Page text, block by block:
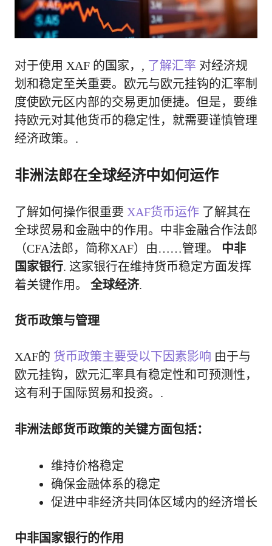
对于使用 XAF 的国家，, 了解汇率 对经济规
划和稳定至关重要。欧元与欧元挂钩的汇率制
度使欧元区内部的交易更加便捷。但是，要维
持欧元对其他货币的稳定性，就需要谨慎管理
经济政策。.
非洲法郎在全球经济中如何运作
了解如何操作很重要 XAF货币运作 了解其在
全球贸易和金融中的作用。中非金融合作法郎
（CFA法郎，简称XAF）由……管理。 中非
国家银行. 这家银行在维持货币稳定方面发挥
着关键作用。 全球经济.
货币政策与管理
XAF的 货币政策主要受以下因素影响 由于与
欧元挂钩，欧元汇率具有稳定性和可预测性，
这有利于国际贸易和投资。.
非洲法郎货币政策的关键方面包括：
维持价格稳定
确保金融体系的稳定
促进中非经济共同体区域内的经济增长
中非国家银行的作用